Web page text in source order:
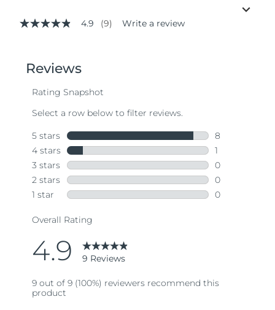
4.9
stars,
average
value.
Same
page
link.
4.9 (9) Write a review